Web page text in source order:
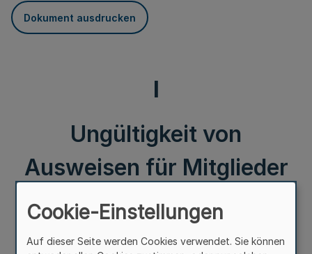
Dokument ausdrucken
I
Ungültigkeit von
Ausweisen für Mitglieder
des Konsularkorps
Ungültigkeit von Ausweisen
Cookie-Einstellungen
Auf dieser Seite werden Cookies verwendet. Sie können